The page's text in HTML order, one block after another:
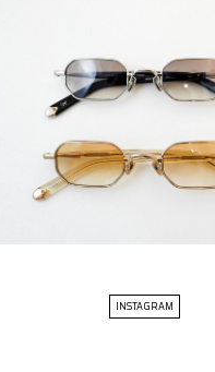
INSTAGRAM